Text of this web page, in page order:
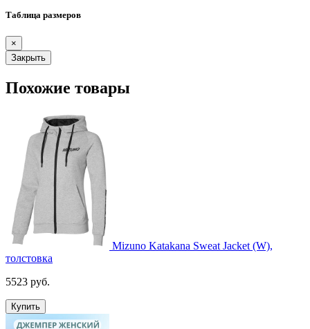
Таблица размеров
×
Закрыть
Похожие товары
Mizuno Katakana Sweat Jacket (W),
толстовка
5523 руб.
Купить